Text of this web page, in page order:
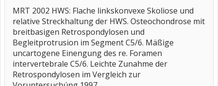
MRT 2002 HWS: Flache linkskonvexe Skoliose und
relative Streckhaltung der HWS. Osteochondrose mit
breitbasigen Retrospondylosen und
Begleitprotrusion im Segment C5/6. Mäßige
uncartogene Einengung des re. Foramen
intervertebrale C5/6. Leichte Zunahme der
Retrospondylosen im Vergleich zur